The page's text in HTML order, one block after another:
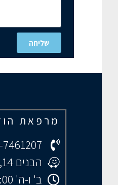
שליחה
מרפאת
הבנים 14, הוד השרון
ב' ו-ה' 09:30-18:00